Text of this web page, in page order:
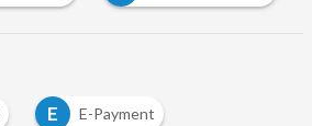
E E-Payment